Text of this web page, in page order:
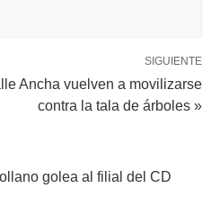
SIGUIENTE
Ancha vuelven a movilizarse
contra la tala de árboles »
golea al filial del CD